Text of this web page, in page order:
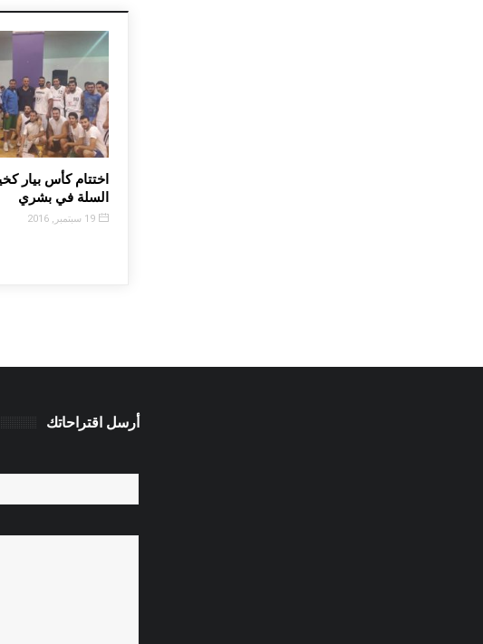
مساهمة طلاب راهبات مرسلات
المحبة في توليد الشتول
أرسل اقتراحاتك